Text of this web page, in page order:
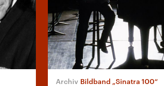
Bildband „Sinatra 100“